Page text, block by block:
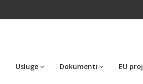
Usluge Dokumenti EU